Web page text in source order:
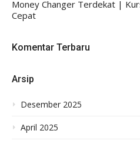
Money Changer Terdekat |
Cepat
Komentar Terbaru
Arsip
Desember 2025
April 2025